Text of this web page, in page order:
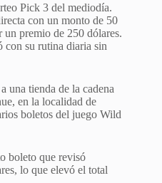
Pick 3 del mediodía.
con un monto de 50
premio de 250 dólares.
con su rutina diaria sin
una tienda de la cadena
en la localidad de
boletos del juego Wild
boleto que revisó
lo que elevó el total